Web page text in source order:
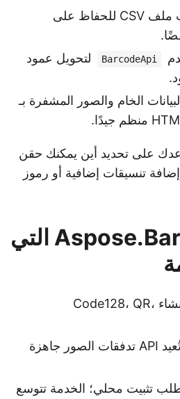
- بث ملف CSV للحفاظ على
BarcodeApi
لتحويل عمود
الخام والصور المشفرة بـ
على تحديد أين يمكنك حقن
تنسيقات إضافية أو رموز
ميزات Aspose.BarCode التي
- إنشاء Code128، QR،
- تُعيد API تدفقات الصور جاهزة
تثبيت محلي؛ الخدمة تتوسع